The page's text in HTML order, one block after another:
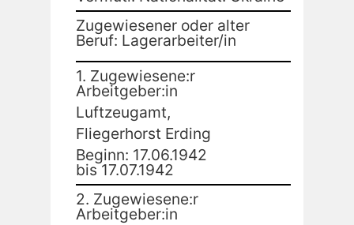
Zugewiesener oder alter
Beruf: Lagerarbeiter/in
1. Zugewiesene:r
Arbeitgeber:in
Luftzeugamt,
Fliegerhorst Erding
Beginn: 17.06.1942
bis 17.07.1942
2. Zugewiesene:r
Arbeitgeber:in